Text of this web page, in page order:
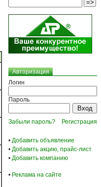
Авторизация
Логин
Пароль
Забыли пароль? Регистрация
• Добавить объявление
• Добавить акцию, прайс-лист
• Добавить компанию
• Реклама на сайте